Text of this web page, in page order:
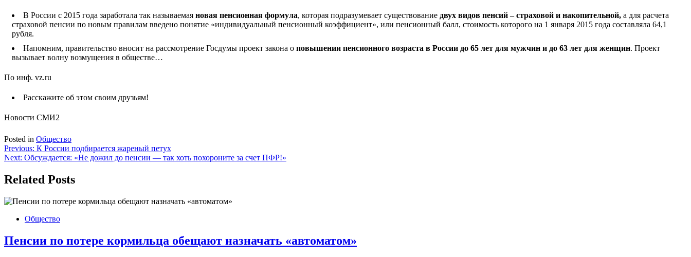
В России с 2015 года заработала так называемая новая пенсионная формула, которая подразумевает существование двух видов пенсий – страховой и накопительной, а для расчета
страховой пенсии по новым правилам введено понятие «индивидуальный пенсионный коэффициент», или пенсионный балл, стоимость которого на 1 января 2015 года составляла 64,1
рубля.
Напомним, правительство вносит на рассмотрение Госдумы проект закона о повышении пенсионного возраста в России до 65 лет для мужчин и до 63 лет для женщин. Проект
вызывает волну возмущения в обществе…
По инф. vz.ru
Расскажите об этом своим друзьям!
Новости СМИ2
Posted in Общество
Навигация
по
записям
Previous: К России подбирается жареный петух
Next: Обсуждается: «Не дожил до пенсии — так хоть похороните за счет ПФР!»
Related Posts
Общество
Пенсии по потере кормильца обещают назначать «автоматом»